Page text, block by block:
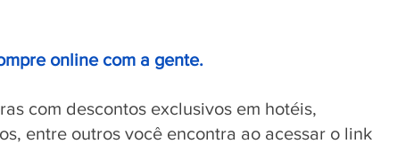
online com a gente.
com descontos exclusivos em hotéis,
entre outros você encontra ao acessar o link